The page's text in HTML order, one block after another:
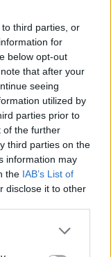
third parties, or
for
below opt-out
that after your
seeing
utilized by
parties prior to
of the further
third parties on the
information may
the IAB’s List of
disclose it to other
or more Google
des
la
dans le
régulière de
conseils, un
être
la transparence et
évaluations au